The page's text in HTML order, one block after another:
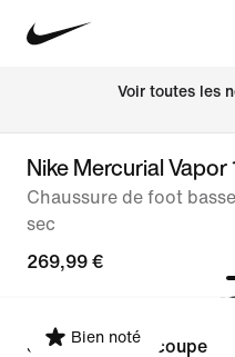
Voir toutes les
Nike Mercurial Vapor
Chaussure de foot
sec
269,99 €
Bien noté
Sélectionner la coupe